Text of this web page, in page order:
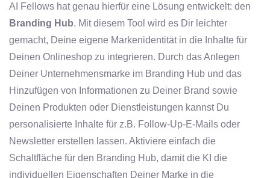
AI Fellows hat genau hierfür eine Lösung entwickelt: den
Branding Hub. Mit diesem Tool wird es Dir leichter
gemacht, Deine eigene Markenidentität in die Inhalte für
Deinen Onlineshop zu integrieren. Durch das Anlegen
Deiner Unternehmensmarke im Branding Hub und das
Hinzufügen von Informationen zu Deiner Brand sowie
Deinen Produkten oder Dienstleistungen kannst Du
personalisierte Inhalte für z.B. Follow-Up-E-Mails oder
Newsletter erstellen lassen. Aktiviere einfach die
Schaltfläche für den Branding Hub, damit die KI die
individuellen Eigenschaften Deiner Marke in die